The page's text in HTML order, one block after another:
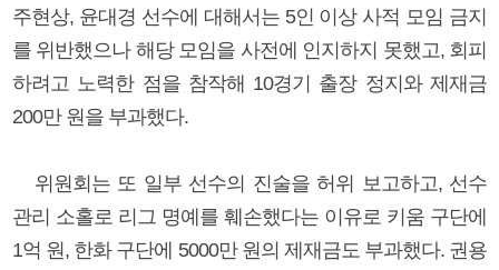
주현상, 윤대경 선수에 대해서는 5인 이상 사적 모임 금지
를 위반했으나 해당 모임을 사전에 인지하지 못했고, 회피
하려고 노력한 점을 참작해 10경기 출장 정지와 제재금
200만 원을 부과했다.
위원회는 또 일부 선수의 진술을 허위 보고하고, 선수
관리 소홀로 리그 명예를 훼손했다는 이유로 키움 구단에
1억 원, 한화 구단에 5000만 원의 제재금도 부과했다. 권용